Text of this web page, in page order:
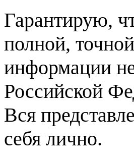
Гарантирую,
полной,
информации
Российской
Вся
себя лично.